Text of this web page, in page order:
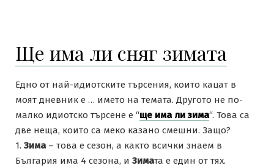
Ще има ли сняг зимата
Едно от най-идиотските търсения, които кацат в
моят дневник е … името на темата. Другото не по-
малко идиотско търсене е “ще има ли зима“. Това са
две неща, които са меко казано смешни. Защо?
1. Зима– това е сезон, а както всички знаем в
България има 4 сезона, и Зимата е един от тях.